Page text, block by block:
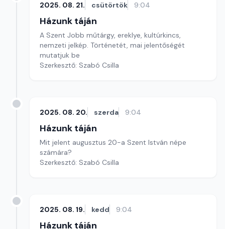
2025. 08. 21. csütörtök 9:04
Házunk táján
A Szent Jobb műtárgy, ereklye, kultúrkincs,
nemzeti jelkép. Történetét, mai jelentőségét
mutatjuk be
Szerkesztő: Szabó Csilla
2025. 08. 20. szerda 9:04
Házunk táján
Mit jelent augusztus 20-a Szent István népe
számára?
Szerkesztő: Szabó Csilla
2025. 08. 19. kedd 9:04
Házunk táján